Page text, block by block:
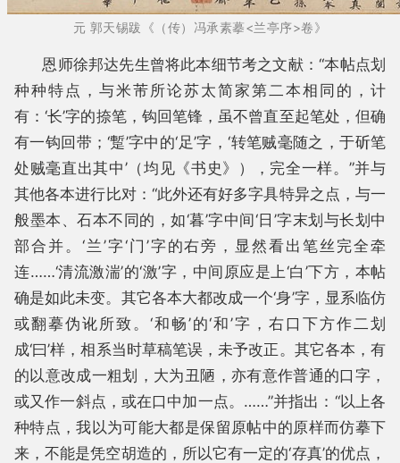
元 郭天锡跋《（传）冯承素摹<兰亭序>卷》
恩师徐邦达先生曾将此本细节考之文献：“本帖点划
种种特点，与米芾所论苏太简家第二本相同的，计
有：‘长’字的捺笔，钩回笔锋，虽不曾直至起笔处，但确
有一钩回带；‘蹔’字中的‘足’字，‘转笔贼毫随之，于斫笔
处贼毫直出其中’（均见《书史》），完全一样。”并与
其他各本进行比对：“此外还有好多字具特异之点，与一
般墨本、石本不同的，如‘暮’字中间‘日’字末划与长划中
部合并。‘兰’字‘门’字的右旁，显然看出笔丝完全牵
连……‘清流激湍’的‘激’字，中间原应是上‘白’下方，本帖
确是如此未变。其它各本大都改成一个‘身’字，显系临仿
或翻摹伪讹所致。‘和畅’的‘和’字，右口下方作二划
成‘曰’样，相系当时草稿笔误，未予改正。其它各本，有
的以意改成一粗划，大为丑陋，亦有意作普通的口字，
或又作一斜点，或在口中加一点。……”并指出：“以上各
种特点，我以为可能大都是保留原帖中的原样而仿摹下
来，不能是凭空胡造的，所以它有一定的‘存真’的优点，